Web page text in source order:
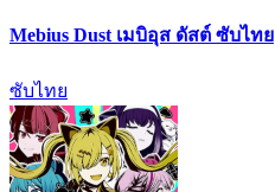
Mebius Dust เมบิอุส ดัสต์ ซับไทย
ซับไทย